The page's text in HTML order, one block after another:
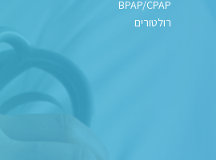
BPAP/CPAP
רולטורים